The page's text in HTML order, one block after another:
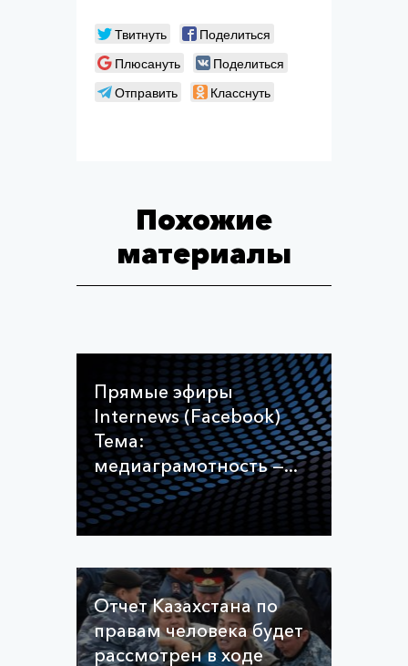
Твитнуть
Поделиться
Плюсануть
Поделиться
Отправить
Класснуть
Похожие
материалы
Прямые эфиры
Internews (Facebook)
Тема:
медиаграмотность —...
Отчет Казахстана по
правам человека будет
рассмотрен в ходе